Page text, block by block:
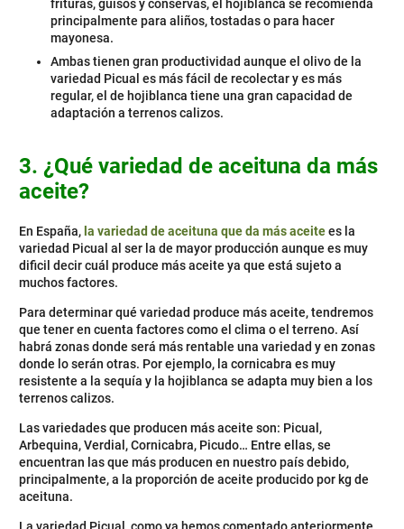
frituras, guisos y conservas, el hojiblanca se recomienda
principalmente para aliños, tostadas o para hacer
mayonesa.
Ambas tienen gran productividad aunque el olivo de la
variedad Picual es más fácil de recolectar y es más
regular, el de hojiblanca tiene una gran capacidad de
adaptación a terrenos calizos.
3. ¿Qué variedad de aceituna da más
aceite?
En España, la variedad de aceituna que da más aceitees la
variedad Picual al ser la de mayor producción aunque es muy
dificil decir cuál produce más aceite ya que está sujeto a
muchos factores.
Para determinar qué variedad produce más aceite, tendremos
que tener en cuenta factores como el clima o el terreno. Así
habrá zonas donde será más rentable una variedad y en zonas
donde lo serán otras. Por ejemplo, la cornicabra es muy
resistente a la sequía y la hojiblanca se adapta muy bien a los
terrenos calizos.
Las variedades que producen más aceite son: Picual,
Arbequina, Verdial, Cornicabra, Picudo… Entre ellas, se
encuentran las que más producen en nuestro país debido,
principalmente, a la proporción de aceite producido por kg de
aceituna.